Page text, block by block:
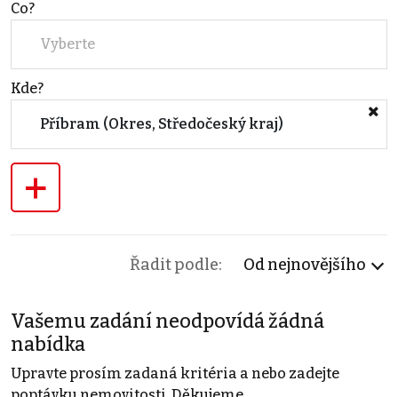
Co?
Vyberte
Kde?
Příbram (Okres, Středočeský kraj)
+
Řadit podle: Od nejnovějšího
Vašemu zadání neodpovídá žádná
nabídka
Upravte prosím zadaná kritéria a nebo zadejte